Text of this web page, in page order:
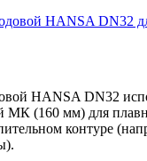
HANSA DN32
МК (160 мм) для
контуре